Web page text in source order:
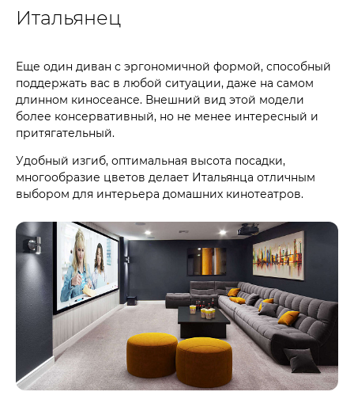
Итальянец
Еще один диван с эргономичной формой, способный
поддержать вас в любой ситуации, даже на самом
длинном киносеансе. Внешний вид этой модели
более консервативный, но не менее интересный и
притягательный.
Удобный изгиб, оптимальная высота посадки,
многообразие цветов делает Итальянца отличным
выбором для интерьера домашних кинотеатров.